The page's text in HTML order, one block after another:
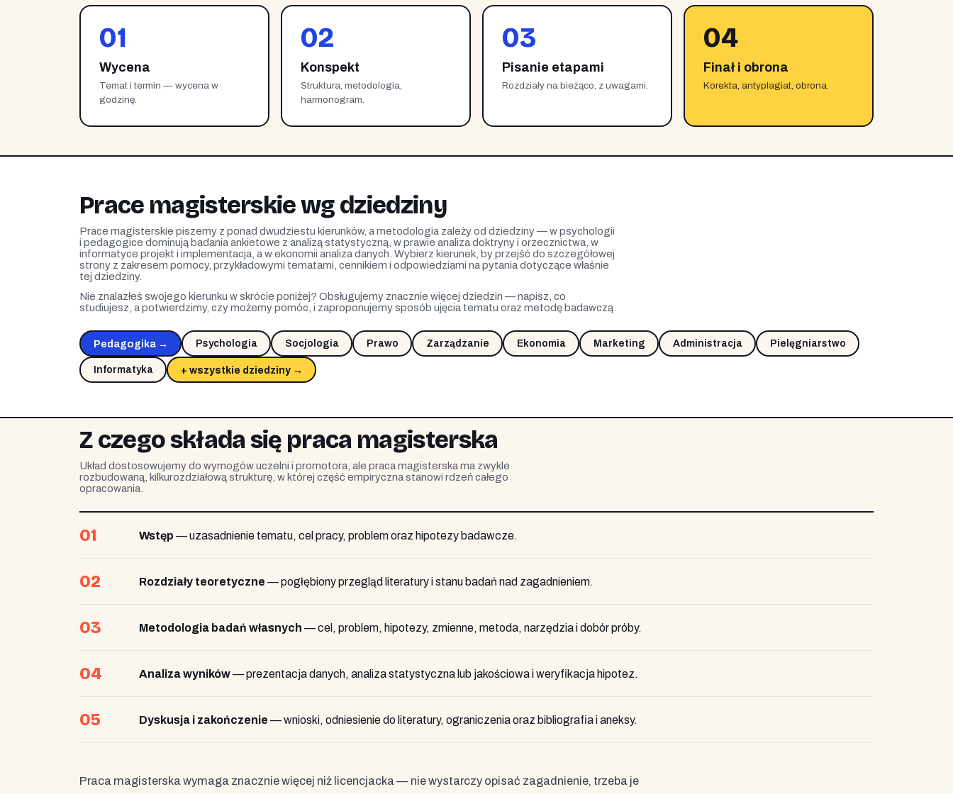
01
Wycena
Temat i termin — wycena w
godzinę.
02
Konspekt
Struktura, metodologia,
harmonogram.
03
Pisanie etapami
Rozdziały na bieżąco, z uwagami.
04
Finał i obrona
Korekta, antyplagiat, obrona.
Prace magisterskie wg dziedziny
Prace magisterskie piszemy z ponad dwudziestu kierunków, a metodologia zależy od dziedziny — w psychologii
i pedagogice dominują badania ankietowe z analizą statystyczną, w prawie analiza doktryny i orzecznictwa, w
informatyce projekt i implementacja, a w ekonomii analiza danych. Wybierz kierunek, by przejść do szczegółowej
strony z zakresem pomocy, przykładowymi tematami, cennikiem i odpowiedziami na pytania dotyczące właśnie
tej dziedziny.
Nie znalazłeś swojego kierunku w skrócie poniżej? Obsługujemy znacznie więcej dziedzin — napisz, co
studiujesz, a potwierdzimy, czy możemy pomóc, i zaproponujemy sposób ujęcia tematu oraz metodę badawczą.
Pedagogika → Psychologia Socjologia Prawo Zarządzanie Ekonomia Marketing Administracja Pielęgniarstwo
Informatyka + wszystkie dziedziny →
Z czego składa się praca magisterska
Układ dostosowujemy do wymogów uczelni i promotora, ale praca magisterska ma zwykle
rozbudowaną, kilkurozdziałową strukturę, w której część empiryczna stanowi rdzeń całego
opracowania.
01 Wstęp — uzasadnienie tematu, cel pracy, problem oraz hipotezy badawcze.
02 Rozdziały teoretyczne — pogłębiony przegląd literatury i stanu badań nad zagadnieniem.
03 Metodologia badań własnych — cel, problem, hipotezy, zmienne, metoda, narzędzia i dobór próby.
04 Analiza wyników— prezentacja danych, analiza statystyczna lub jakościowa i weryfikacja hipotez.
05 Dyskusja i zakończenie — wnioski, odniesienie do literatury, ograniczenia oraz bibliografia i aneksy.
Praca magisterska wymaga znacznie więcej niż licencjacka — nie wystarczy opisać zagadnienie, trzeba je